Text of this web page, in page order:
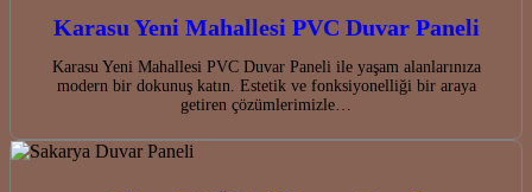
Karasu Yeni Mahallesi PVC Duvar Paneli
Karasu Yeni Mahallesi PVC Duvar Paneli ile yaşam alanlarınıza
modern bir dokunuş katın. Estetik ve fonksiyonelliği bir araya
getiren çözümlerimizle…